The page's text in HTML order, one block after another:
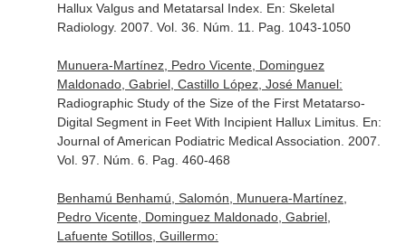
Hallux Valgus and Metatarsal Index. En: Skeletal
Radiology. 2007. Vol. 36. Núm. 11. Pag. 1043-1050
Munuera-Martínez, Pedro Vicente, Dominguez
Maldonado, Gabriel, Castillo López, José Manuel:
Radiographic Study of the Size of the First Metatarso-
Digital Segment in Feet With Incipient Hallux Limitus. En:
Journal of American Podiatric Medical Association . 2007.
Vol. 97. Núm. 6. Pag. 460-468
Benhamú Benhamú, Salomón, Munuera-Martínez,
Pedro Vicente, Dominguez Maldonado, Gabriel,
Lafuente Sotillos, Guillermo: